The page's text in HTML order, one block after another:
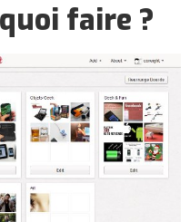
faire ?